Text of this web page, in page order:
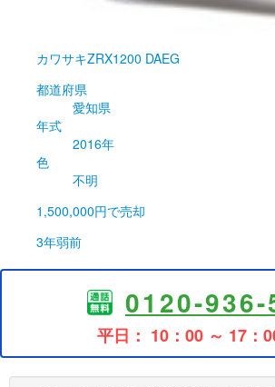
カワサキZRX1200 DAEG
都道府県
愛知県
年式
2016年
色
不明
1,500,000円で売却
3年弱前
0120-936-
平日： 10：00 ～ 17：